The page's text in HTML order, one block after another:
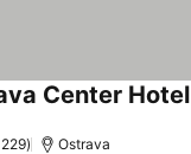
Center Hotel
Ostrava